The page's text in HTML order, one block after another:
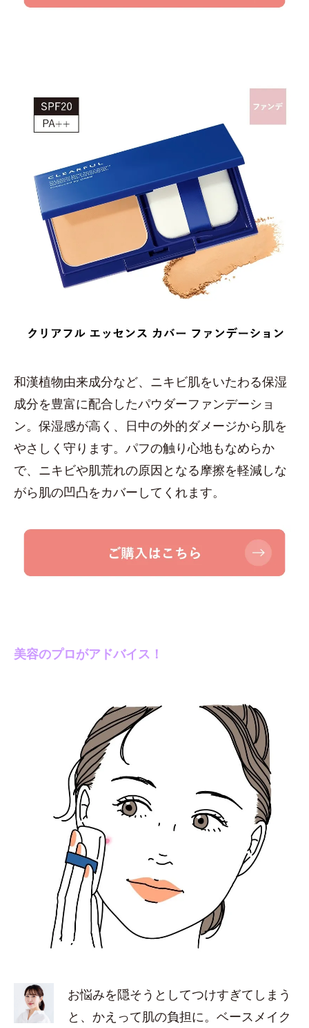
和漢植物由来成分など、ニキビ肌をいたわる保湿
成分を豊富に配合したパウダーファンデーショ
ン。保湿感が高く、日中の外的ダメージから肌を
やさしく守ります。パフの触り心地もなめらか
で、ニキビや肌荒れの原因となる摩擦を軽減しな
がら肌の凹凸をカバーしてくれます。
美容のプロがアドバイス！
お悩みを隠そうとしてつけすぎてしまう
と、かえって肌の負担に。ベースメイク